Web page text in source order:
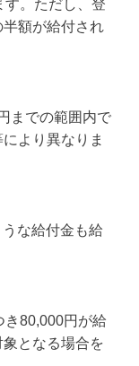
す。ただし、登
額が給付され
までの範囲内で
より異なりま
な給付金も給
き80,000円が給
となる場合を